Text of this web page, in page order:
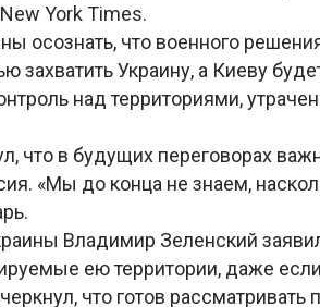
York Times.
осознать, что военного
захватить Украину, а Киеву
над территориями,
что в будущих переговорах
«Мы до конца не знаем,
Владимир Зеленский
ею территории, даже
что готов рассматривать